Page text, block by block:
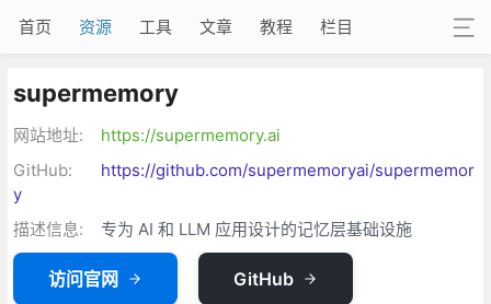
首页 资源 工具 文章 教程 栏目
supermemory
网站地址:
https://supermemory.ai
GitHub:
https://github.com/supermemoryai/supermemor
y
描述信息:
专为 AI 和 LLM 应用设计的记忆层基础设施
访问官网 GitHub